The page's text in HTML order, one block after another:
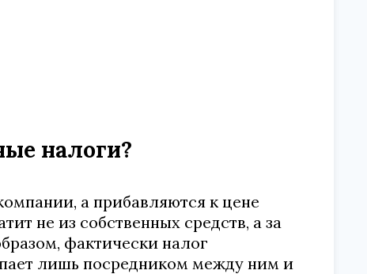
налоги?
а прибавляются к цене
не из собственных средств, а за
фактически налог
лишь посредником между ним и